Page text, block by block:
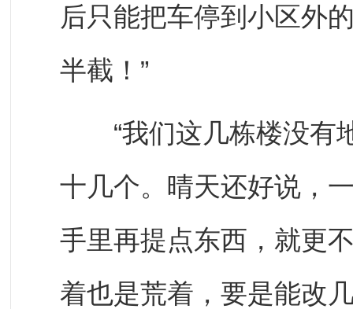
后只能把车停到小区外
半截！”
“我们这几栋楼没有
十几个。晴天还好说，
手里再提点东西，就更
着也是荒着，要是能改